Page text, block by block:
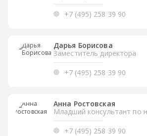
+7 (495) 258 39 90
Дарья Борисова
Заместитель директора
+7 (495) 258 39 90
Анна Ростовская
Младший консультант по
+7 (495) 258 39 90